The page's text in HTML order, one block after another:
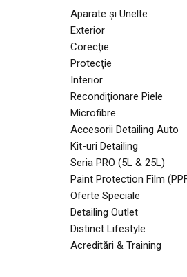
Pre-Spălare şi Spălare
Decontaminare
Jante şi Anvelope
Compartiment Motor
Sticlă / Geamuri
Tratament Plastice
Paste Polish
Paste Polish Gama Marină
Aparate şi Unelte
Exterior
Corecţie
Protecţie
Interior
Recondiţionare Piele
Microfibre
Accesorii Detailing Auto
Kit-uri Detailing
Seria PRO (5L & 25L)
Paint Protection Film
Oferte Speciale
Detailing Outlet
Distinct Lifestyle
Acreditări & Training